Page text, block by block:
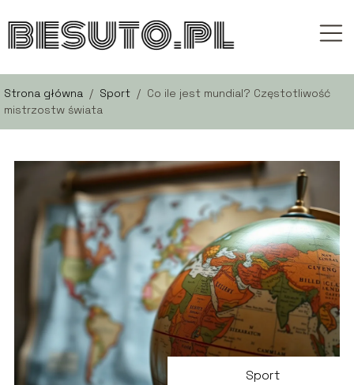
Strona główna / Sport / Co ile jest mundial? Częstotliwość
mistrzostw świata
Sport